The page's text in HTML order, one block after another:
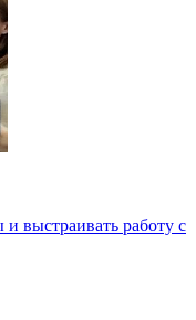
выстраивать работу с